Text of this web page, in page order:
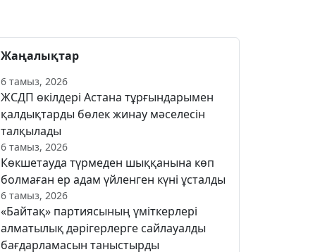
Жаңалықтар
6 тамыз, 2026
ЖСДП өкілдері Астана тұрғындарымен
қалдықтарды бөлек жинау мәселесін
талқылады
6 тамыз, 2026
Көкшетауда түрмеден шыққанына көп
болмаған ер адам үйленген күні ұсталды
6 тамыз, 2026
«Байтақ» партиясының үміткерлері
алматылық дәрігерлерге сайлауалды
бағдарламасын таныстырды